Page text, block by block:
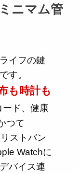
ニマム管
イフの鍵
す。
も時計も
ード、健康
つて
ストバン
Watchに
バイス連